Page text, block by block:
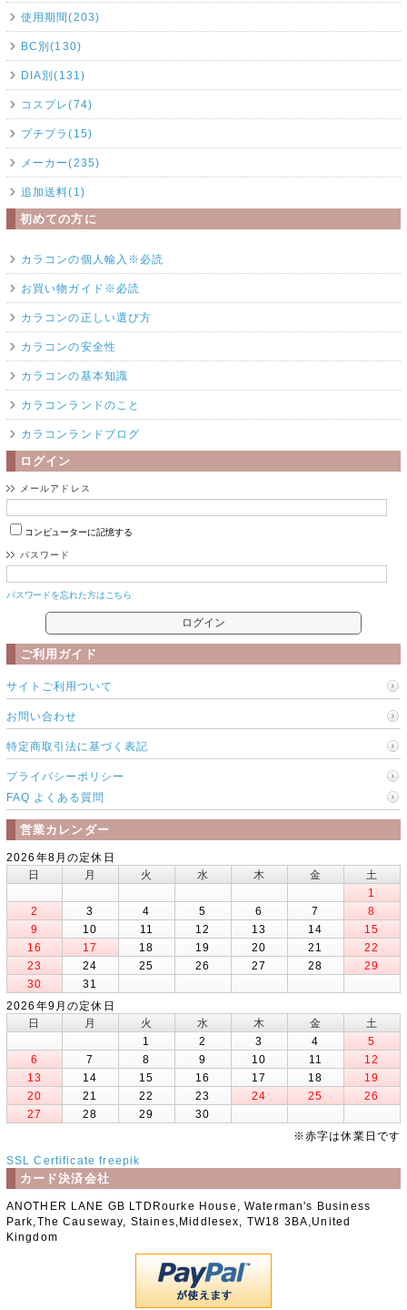
使用期間(203)
BC別(130)
DIA別(131)
コスプレ(74)
プチプラ(15)
メーカー(235)
追加送料(1)
初めての方に
カラコンの個人輸入※必読
お買い物ガイド※必読
カラコンの正しい選び方
カラコンの安全性
カラコンの基本知識
カラコンランドのこと
カラコンランドブログ
ログイン
メールアドレス
コンピューターに記憶する
パスワード
パスワードを忘れた方はこちら
ご利用ガイド
サイトご利用ついて
お問い合わせ
特定商取引法に基づく表記
プライバシーポリシー
FAQ よくある質問
営業カレンダー
2026年8月の定休日
日
月 火 水 木 金
土
1
2
3 4 5 6 7
8
9
10 11 12 13 14
15
16
17 18 19 20 21
22
23
24 25 26 27 28
29
30
31
2026年9月の定休日
日
月 火 水 木 金
土
1
2 3 4
5
6
7 8 9 10 11
12
13
14 15 16 17 18
19
20
21 22 23 24 25
26
27
28 29
30
※赤字は休業日です
SSL Certificate freepik
カード決済会社
ANOTHER LANE GB LTDRourke House, Waterman's Business
Park,The Causeway, Staines,Middlesex, TW18 3BA,United
Kingdom